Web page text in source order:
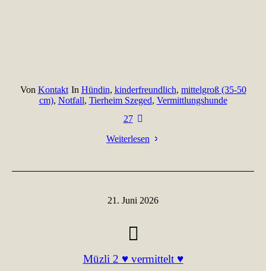
Von Kontakt In Hündin, kinderfreundlich, mittelgroß (35-50
cm), Notfall, Tierheim Szeged, Vermittlungshunde
27
Weiterlesen
21. Juni 2026
Müzli 2 ♥ vermittelt ♥